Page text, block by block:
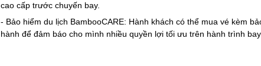
cao cấp trước chuyến bay.
- Bảo hiểm du lịch BambooCARE: Hành khách có thể mua vé kèm
hành để đảm báo cho mình nhiều quyền lợi tối ưu trên hành trình bay.